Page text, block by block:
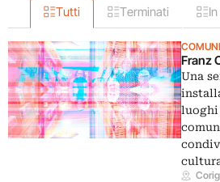
Tutti Terminati
Franz
Una
luoghi